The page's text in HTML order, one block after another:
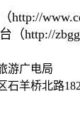
（http://
游广电局
石羊桥北路